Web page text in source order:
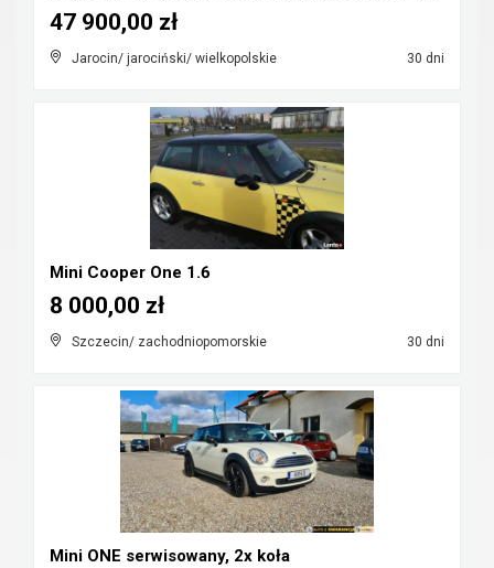
Jarocin/ jarociński/ wielkopolskie 30 dni
47 900,00 zł
Mini Cooper One 1.6
Szczecin/ zachodniopomorskie 30 dni
8 000,00 zł
Mini ONE serwisowany, 2x koła